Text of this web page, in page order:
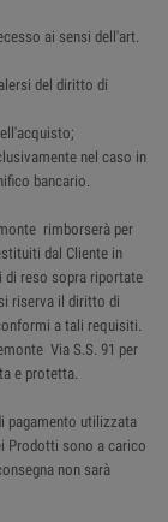
ai sensi dell'art.
del diritto di
nel caso in
bancario.
rimborserà per
dal Cliente in
di reso sopra riportate
riserva il diritto di
a tali requisiti.
Via S.S. 91 per
e protetta.
pagamento utilizzata
Prodotti sono a carico
non sarà